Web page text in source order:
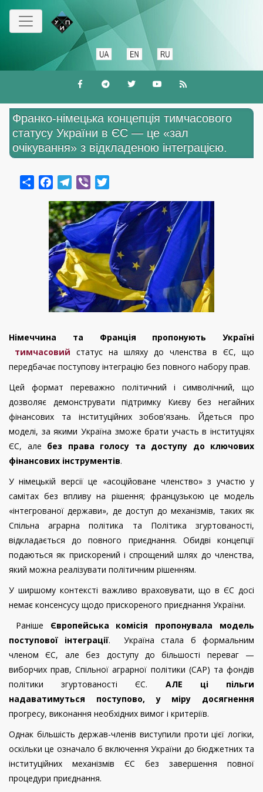
Перейти
основного
Франко-німецька концепція тимчасового
статусу України в ЄС — це «зал
очікування» з відкладеною інтеграцією.
ShareFacebookTelegram
Viber
Німеччина та Франція пропонують Україні
тимчасовий статус на шляху до членства в ЄС, що
передбачає поступову інтеграцію без повного набору прав.
Цей формат переважно політичний і символічний, що
дозволяє демонструвати підтримку Києву без негайних
фінансових та інституційних зобов'язань. Йдеться про
моделі, за якими Україна зможе брати участь в інституціях
ЄС, але без права голосу та доступу до ключових
фінансових інструментів.
У німецькій версії це «асоційоване членство» з участю у
самітах без впливу на рішення; французькою це модель
«інтегрованої держави», де доступ до механізмів, таких як
Спільна аграрна політика та Політика згуртованості,
відкладається до повного приєднання. Обидві концепції
подаються як прискорений і спрощений шлях до членства,
який можна реалізувати політичним рішенням.
У ширшому контексті важливо враховувати, що в ЄС досі
немає консенсусу щодо прискореного приєднання України.
Раніше Європейська комісія пропонувала модель
поступової інтеграції. Україна стала б формальним
членом ЄС, але без доступу до більшості переваг —
виборчих прав, Спільної аграрної політики (CAP) та фондів
політики згуртованості ЄС. АЛЕ ці пільги
надаватимуться поступово, у міру досягнення
прогресу, виконання необхідних вимог і критеріїв.
Однак більшість держав-членів виступили проти цієї логіки,
оскільки це означало б включення України до бюджетних та
інституційних механізмів ЄС без завершення повної
процедури приєднання.